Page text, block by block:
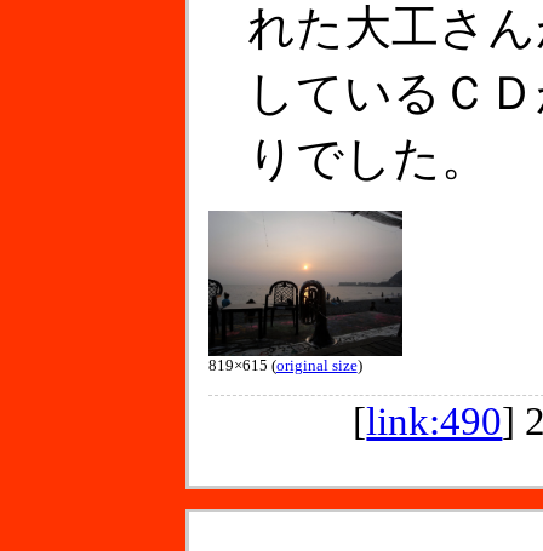
れた大工さ
しているＣ
りでした。
819×615 (original size)
[link:490]